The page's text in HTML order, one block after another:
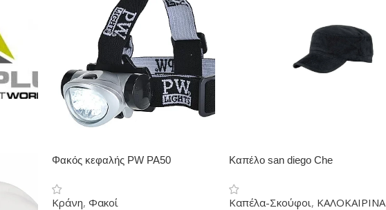
Φακός κεφαλής PW PA50
Κράνη, Φακοί
Καπέλο san diego Che
Καπέλα-Σκούφοι, ΚΑΛΟΚΑΙΡΙΝΑ